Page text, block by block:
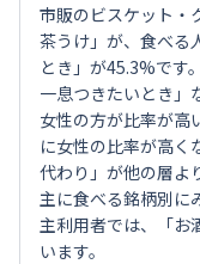
市販のビスケット・
茶うけ」が、食べる
とき」が45.3%です
一息つきたいとき」
女性の方が比率が高
に女性の比率が高く
代わり」が他の層よ
主に食べる銘柄別に
主利用者では、「お
います。